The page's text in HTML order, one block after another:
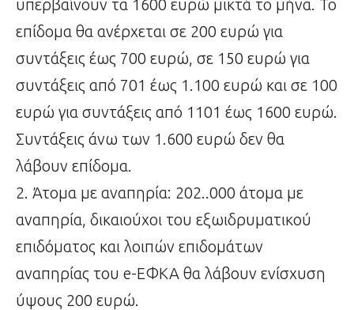
υπερβαίνουν τα 1600 ευρώ μικτά το μήνα. Το
επίδομα θα ανέρχεται σε 200 ευρώ για
συντάξεις έως 700 ευρώ, σε 150 ευρώ για
συντάξεις από 701 έως 1.100 ευρώ και σε 100
ευρώ για συντάξεις από 1101 έως 1600 ευρώ.
Συντάξεις άνω των 1.600 ευρώ δεν θα
λάβουν επίδομα.
2. Άτομα με αναπηρία: 202..000 άτομα με
αναπηρία, δικαιούχοι του εξωιδρυματικού
επιδόματος και λοιπών επιδομάτων
αναπηρίας του e-ΕΦΚΑ θα λάβουν ενίσχυση
ύψους 200 ευρώ.